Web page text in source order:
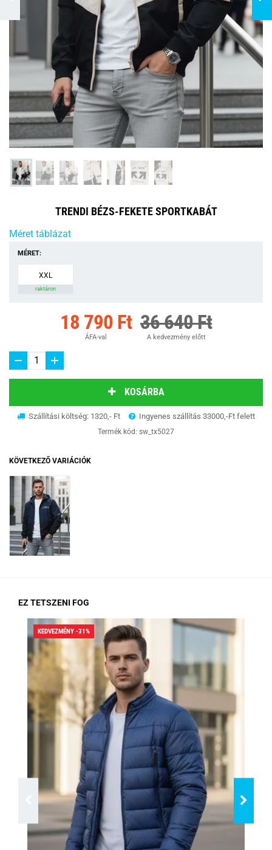
TRENDI BÉZS-FEKETE SPORTKABÁT
Méret táblázat
MÉRET:
XXL
raktáron
18 790 Ft
ÁFA-val
36 640 Ft
A kedvezmény előtt
KOSÁRBA
Szállítási költség: 1320,- Ft Ingyenes szállítás 33000,-Ft felett
Termék kód: sw_tx5027
KÖVETKEZŐ VARIÁCIÓK
EZ TETSZENI FOG
KEDVEZMÉNY -31%